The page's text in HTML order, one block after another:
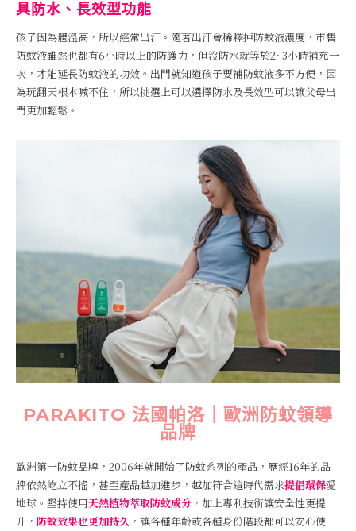
具防水、長效型功能
孩子因為體溫高，所以經常出汗。隨著出汗會稀釋掉防蚊液濃度，市售
防蚊液雖然也都有6小時以上的防護力，但沒防水就等於2~3小時補充一
次，才能延長防蚊液的功效。出門就知道孩子要補防蚊液多不方便，因
為玩翻天根本喊不住，所以挑選上可以選擇防水及長效型可以讓父母出
門更加輕鬆。
PARAKITO 法國帕洛｜歐洲防蚊領導
品牌
歐洲第一防蚊品牌，2006年就開始了防蚊系列的產品，歷經16年的品
牌依然屹立不搖，甚至產品越加進步，越加符合這時代需求提倡環保愛
地球。堅持使用天然植物萃取防蚊成分 ，加上專利技術讓安全性更提
升， 防蚊效果也更加持久 ，讓各種年齡或各種身份階段都可以安心使